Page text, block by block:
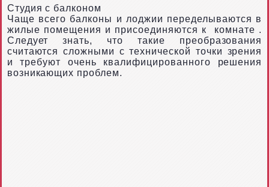
Студия с балконом
Чаще всего балконы и лоджии переделываются в
жилые помещения и присоединяются к
комнате .
Следует знать, что такие преобразования
считаются сложными с технической точки зрения
и требуют очень квалифицированного решения
возникающих проблем.